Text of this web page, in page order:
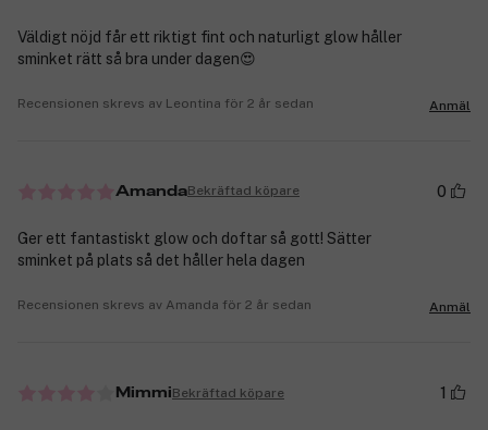
Väldigt nöjd får ett riktigt fint och naturligt glow håller
sminket rätt så bra under dagen😍
Recensionen skrevs av Leontina för 2 år sedan Anmäl
AmandaBekräftad köpare 0
Ger ett fantastiskt glow och doftar så gott! Sätter
sminket på plats så det håller hela dagen
Recensionen skrevs av Amanda för 2 år sedan Anmäl
MimmiBekräftad köpare 1